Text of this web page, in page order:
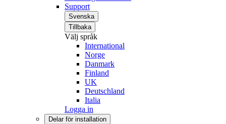
Support
Svenska
Tillbaka
Välj språk
International
Norge
Danmark
Finland
UK
Deutschland
Italia
Logga in
Delar för installation